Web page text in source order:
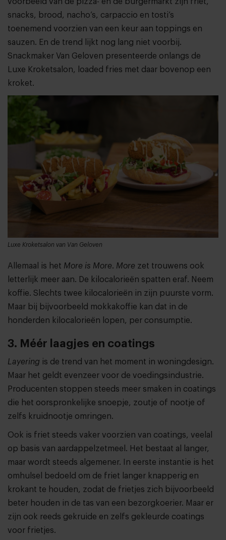
voorbeeld van de pizza- en de burgermarkt zijn friet,
snacks, brood, nacho’s, carpaccio en tosti’s
toenemend voorzien van een keur aan toppings en
sauzen. En de trend lijkt nog lang niet voorbij.
Snackmaker Van Geloven presenteerde onlangs de
Luxe Kroketsalon, loaded fries met daar bovenop een
kroket.
Luxe Kroketsalon van Van Geloven
Allemaal is het More is More. More zet trouwens ook
letterlijk meer aan. De kilocalorieën spatten eraf. Neem
koffie. Slechts twee kilocalorieën in zijn puurste vorm.
Maar bij bijvoorbeeld mokkakoffie kan dat in de
honderden kilocalorieën lopen, per consumptie.
3. Méér laagjes en coatings
Layering is de trend van het moment in woningdesign.
Maar het geldt evenzeer voor de voedingsindustrie.
Producenten stoppen steeds meer smaken in coatings
die het oorspronkelijke snoepje, zoutje of nootje of
zelfs kruidnootje omringen.
Ook is friet steeds vaker voorzien van coatings, veelal
op basis van aardappelzetmeel. Het bestaat al langer,
maar wordt steeds algemener. In eerste instantie is het
omhulsel bedoeld om de friet langer knapperig en
krokant te houden, zodat de frietjes zich bijvoorbeeld
beter houden in de tas van een bezorgkoerier. Maar er
zijn ook reeds gekruide en zelfs gekleurde coatings
voor frietjes.